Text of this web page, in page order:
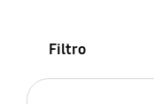
Filtro